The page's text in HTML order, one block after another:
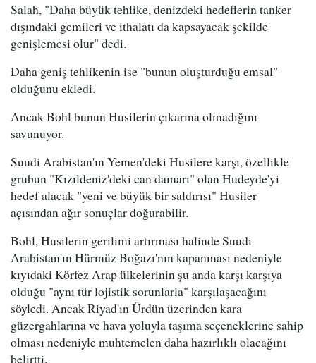
Salah, "Daha büyük tehlike, denizdeki hedeflerin tanker
dışındaki gemileri ve ithalatı da kapsayacak şekilde
genişlemesi olur" dedi.
Daha geniş tehlikenin ise "bunun oluşturduğu emsal"
olduğunu ekledi.
Ancak Bohl bunun Husilerin çıkarına olmadığını
savunuyor.
Suudi Arabistan'ın Yemen'deki Husilere karşı, özellikle
grubun "Kızıldeniz'deki can damarı" olan Hudeyde'yi
hedef alacak "yeni ve büyük bir saldırısı" Husiler
açısından ağır sonuçlar doğurabilir.
Bohl, Husilerin gerilimi artırması halinde Suudi
Arabistan'ın Hürmüz Boğazı'nın kapanması nedeniyle
kıyıdaki Körfez Arap ülkelerinin şu anda karşı karşıya
olduğu "aynı tür lojistik sorunlarla" karşılaşacağını
söyledi. Ancak Riyad'ın Ürdün üzerinden kara
güzergahlarına ve hava yoluyla taşıma seçeneklerine sahip
olması nedeniyle muhtemelen daha hazırlıklı olacağını
belirtti.